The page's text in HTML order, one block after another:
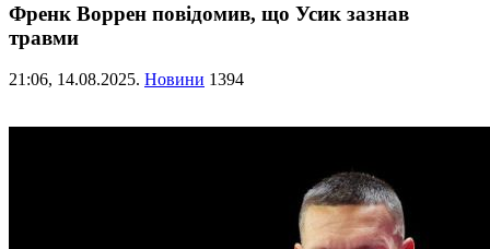
Френк Воррен повідомив, що Усик зазнав
травми
21:06, 14.08.2025. Новини 1394